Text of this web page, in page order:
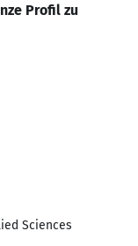
Profil zu
Sciences